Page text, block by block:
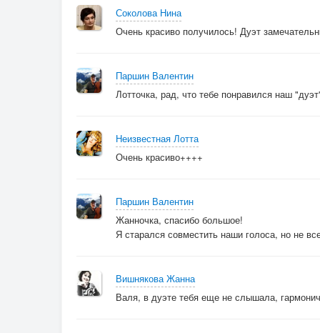
Соколова Нина
Очень красиво получилось! Дуэт
Паршин Валентин
Лотточка, рад, что тебе понравился наш
Неизвестная Лотта
Очень красиво++++
Паршин Валентин
Жанночка, спасибо большое!
Я старался совместить наши голоса, но не
Вишнякова Жанна
Валя, в дуэте тебя еще не слышала,